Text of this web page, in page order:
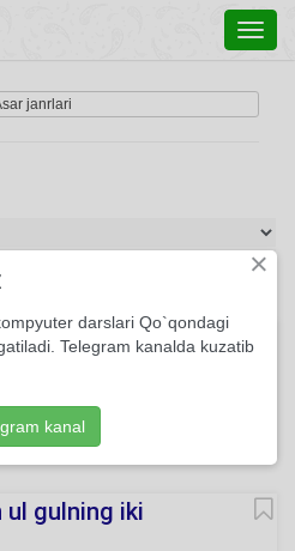
janrlari
ham goho sanam. Menga
Yusuf
ul gulning iki
×
darslari Qo`qondagi
Telegram kanalda kuzatib
kanal